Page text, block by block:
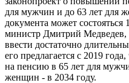
для мужчин и до 63 лет для
документа может
министр Дмитрий Медведев,
ввести достаточно
его предлагается с 2019
на пенсию в 65 лет для
женщин - в 2034 году.